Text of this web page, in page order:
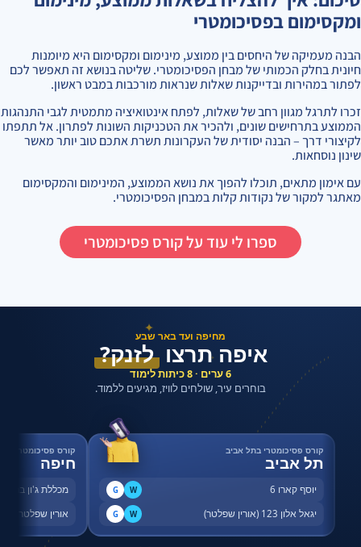
ומקסימום בפסיכומטרי
הבנה מעמיקה של היחסים בין ממוצע, מינימום ומקסימום היא מיומנות
חיונית בחלק הכמותי של מבחן הפסיכומטרי. שליטה בנושא זה תאפשר לכם
לפתור במהירות ובדייקנות שאלות שנראות מורכבות במבט ראשון.
זכרו לתרגל מגוון רחב של שאלות, לפתח אינטואיציה מתמטית לגבי התנהגות
הממוצע בתרחישים שונים, ולהכיר את הטכניקות השונות לפתרון. אל תתפתו
לקיצורי דרך – הבנה יסודית של העקרונות תשרת אתכם טוב יותר מאשר
שינון נוסחאות.
עם אימון מתאים, תוכלו להפוך את נושא הממוצע, המינימום והמקסימום
מאתגר למקור של נקודות קלות במבחן הפסיכומטרי.
ספרו לי עוד על קורס פסיכומטרי
✦
✦
מחיפה ועד באר שבע
איפה תרצולזנק?
6 ערים · 8 כיתות לימוד
בוחרים עיר, שולחים לוויז, מגיעים ללמוד.
קורס פסיכומטרי בתל אביב
תל אביב
יוסף קארו 6 W
G
יגאל אלון 123 (אורין שפלטר) W
G
קורס פסיכומטרי
חיפה
מכללת ג'ון
אורין שפלטר,